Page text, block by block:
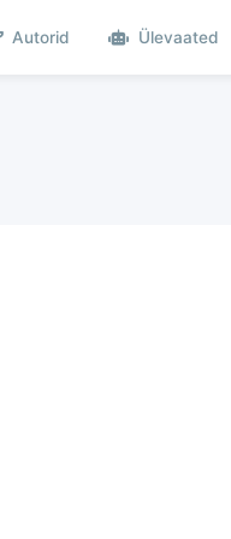
Autorid Ülevaated